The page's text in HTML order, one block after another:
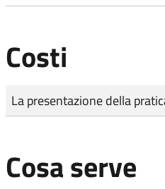
Costi
Tipo di pagamento
Importo
La presentazione della
Cosa serve